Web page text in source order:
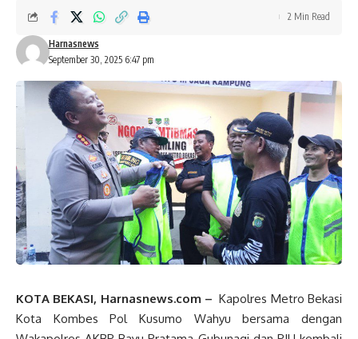
September 30, 2025 6:47 pm
Harnasnews
2 Min Read
KOTA BEKASI, Harnasnews.com – Kapolres Metro Bekasi
Kota Kombes Pol Kusumo Wahyu bersama dengan